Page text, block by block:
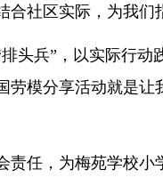
社区实际，为我们
头兵”，以实际行动
模分享活动就是让
任，为梅苑学校小